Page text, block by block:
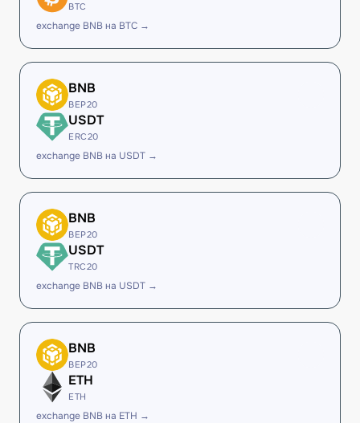
BTC
exchange BNB на BTC →
BNB
BEP20
USDT
ERC20
exchange BNB на USDT →
BNB
BEP20
USDT
TRC20
exchange BNB на USDT →
BNB
BEP20
ETH
ETH
exchange BNB на ETH →